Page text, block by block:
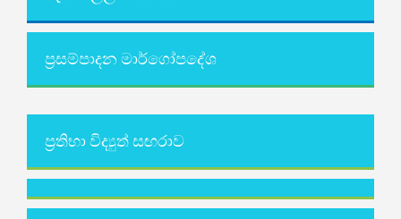
ප්‍රසම්පාදන මාර්ගෝපදේශ
ප්‍රතිභා විද්‍යුත් සඟරාව